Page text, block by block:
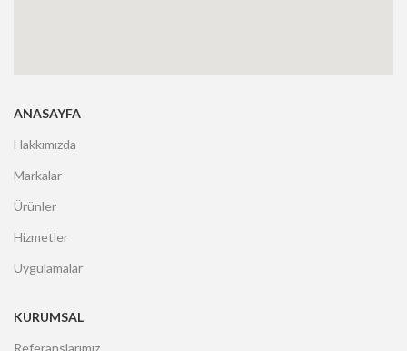
ANASAYFA
Hakkımızda
Markalar
Ürünler
Hizmetler
Uygulamalar
KURUMSAL
Referanslarımız